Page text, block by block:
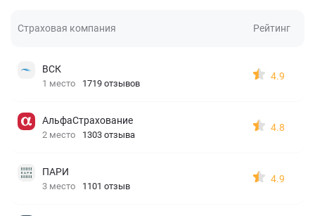
Страховая компания Рейтинг
ВСК
1 место 1719 отзывов
4.9
АльфаСтрахование
2 место 1303 отзыва
4.8
ПАРИ
3 место 1101 отзыв
4.9